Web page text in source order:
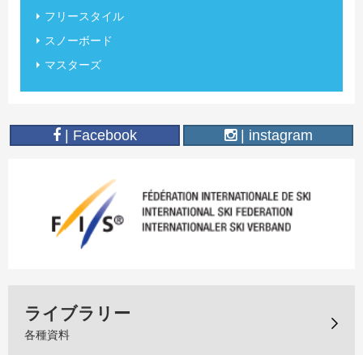
フリースタイル
スノーボード
マスターズ
| Facebook | instagram
ライブラリー
各種資料